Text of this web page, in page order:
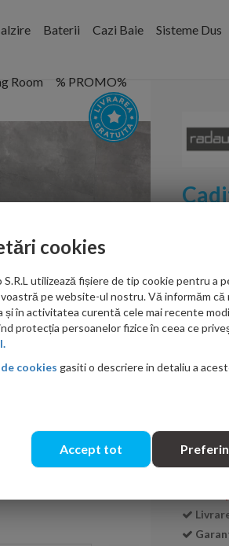
Baterii Cazi Baie Sisteme Dus
Room % PROMO%
PRP:
cookies
S.R.L utilizează fișiere de tip cookie pentru a
pe website-ul nostru. Vă informăm
și în activitatea curentă cele mai recente
protecția persoanelor fizice în ceea ce
cookies gasiti o descriere in detaliu a
Accept tot